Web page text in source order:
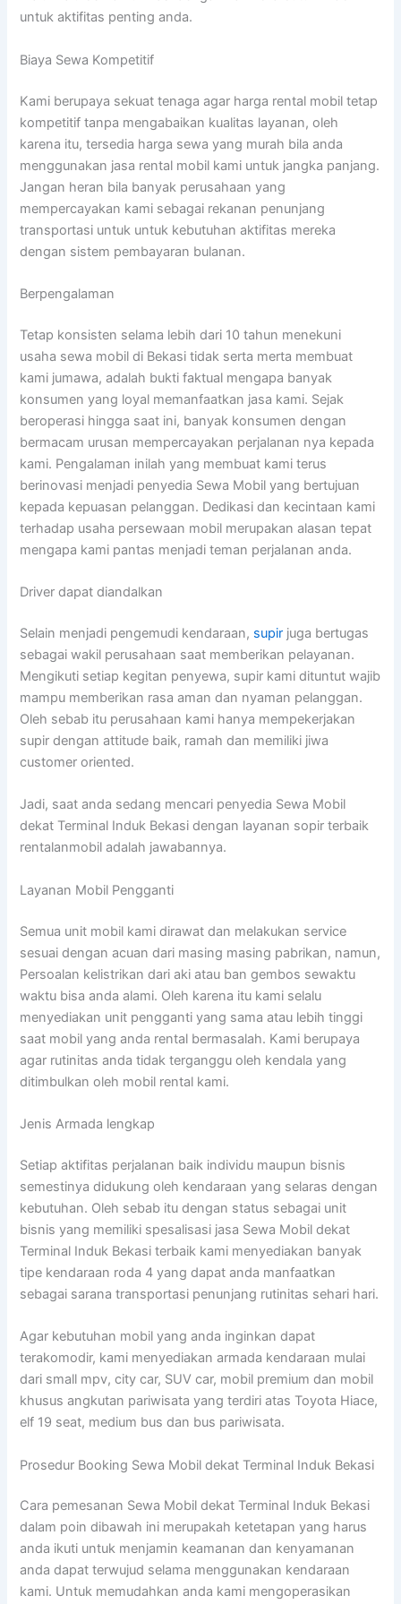
untuk aktifitas penting anda.
Biaya Sewa Kompetitif
Kami berupaya sekuat tenaga agar harga rental mobil tetap
kompetitif tanpa mengabaikan kualitas layanan, oleh
karena itu, tersedia harga sewa yang murah bila anda
menggunakan jasa rental mobil kami untuk jangka panjang.
Jangan heran bila banyak perusahaan yang
mempercayakan kami sebagai rekanan penunjang
transportasi untuk untuk kebutuhan aktifitas mereka
dengan sistem pembayaran bulanan.
Berpengalaman
Tetap konsisten selama lebih dari 10 tahun menekuni
usaha sewa mobil di Bekasi tidak serta merta membuat
kami jumawa, adalah bukti faktual mengapa banyak
konsumen yang loyal memanfaatkan jasa kami. Sejak
beroperasi hingga saat ini, banyak konsumen dengan
bermacam urusan mempercayakan perjalanan nya kepada
kami. Pengalaman inilah yang membuat kami terus
berinovasi menjadi penyedia Sewa Mobil yang bertujuan
kepada kepuasan pelanggan. Dedikasi dan kecintaan kami
terhadap usaha persewaan mobil merupakan alasan tepat
mengapa kami pantas menjadi teman perjalanan anda.
Driver dapat diandalkan
Selain menjadi pengemudi kendaraan, supir juga bertugas
sebagai wakil perusahaan saat memberikan pelayanan.
Mengikuti setiap kegitan penyewa, supir kami dituntut wajib
mampu memberikan rasa aman dan nyaman pelanggan.
Oleh sebab itu perusahaan kami hanya mempekerjakan
supir dengan attitude baik, ramah dan memiliki jiwa
customer oriented.
Jadi, saat anda sedang mencari penyedia Sewa Mobil
dekat Terminal Induk Bekasi dengan layanan sopir terbaik
rentalanmobil adalah jawabannya.
Layanan Mobil Pengganti
Semua unit mobil kami dirawat dan melakukan service
sesuai dengan acuan dari masing masing pabrikan, namun,
Persoalan kelistrikan dari aki atau ban gembos sewaktu
waktu bisa anda alami. Oleh karena itu kami selalu
menyediakan unit pengganti yang sama atau lebih tinggi
saat mobil yang anda rental bermasalah. Kami berupaya
agar rutinitas anda tidak terganggu oleh kendala yang
ditimbulkan oleh mobil rental kami.
Jenis Armada lengkap
Setiap aktifitas perjalanan baik individu maupun bisnis
semestinya didukung oleh kendaraan yang selaras dengan
kebutuhan. Oleh sebab itu dengan status sebagai unit
bisnis yang memiliki spesalisasi jasa Sewa Mobil dekat
Terminal Induk Bekasi terbaik kami menyediakan banyak
tipe kendaraan roda 4 yang dapat anda manfaatkan
sebagai sarana transportasi penunjang rutinitas sehari hari.
Agar kebutuhan mobil yang anda inginkan dapat
terakomodir, kami menyediakan armada kendaraan mulai
dari small mpv, city car, SUV car, mobil premium dan mobil
khusus angkutan pariwisata yang terdiri atas Toyota Hiace,
elf 19 seat, medium bus dan bus pariwisata.
Prosedur Booking Sewa Mobil dekat Terminal Induk Bekasi
Cara pemesanan Sewa Mobil dekat Terminal Induk Bekasi
dalam poin dibawah ini merupakah ketetapan yang harus
anda ikuti untuk menjamin keamanan dan kenyamanan
anda dapat terwujud selama menggunakan kendaraan
kami. Untuk memudahkan anda kami mengoperasikan